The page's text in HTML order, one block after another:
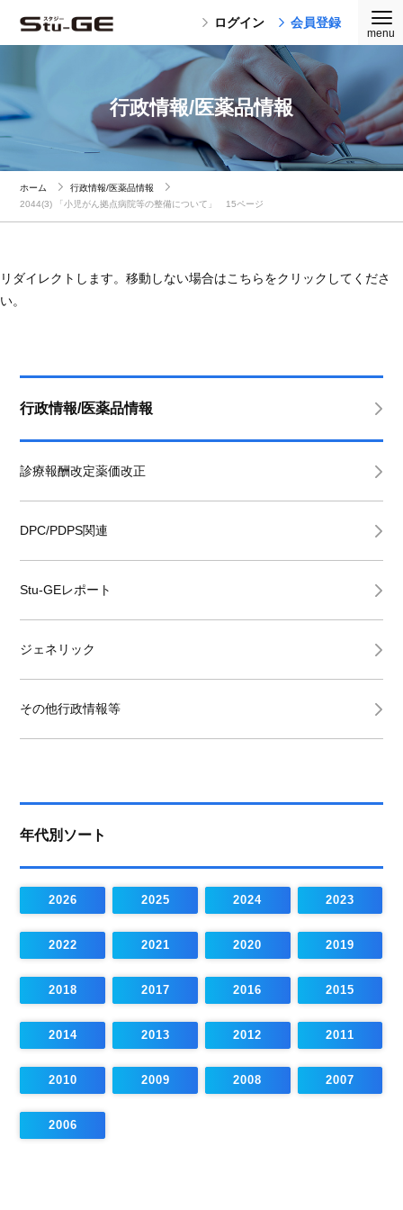
ログイン 会員登録
行政情報/医薬品情報
ホーム
行政情報/医薬品情報
2044(3) 「小児がん拠点病院等の整備について」 15ページ
リダイレクトします。移動しない場合はこちらをクリックしてくださ
い。
行政情報/医薬品情報
診療報酬改定薬価改正
DPC/PDPS関連
Stu-GEレポート
ジェネリック
その他行政情報等
年代別ソート
2026 2025 2024 2023
2022 2021 2020 2019
2018 2017 2016 2015
2014 2013 2012 2011
2010 2009 2008 2007
2006